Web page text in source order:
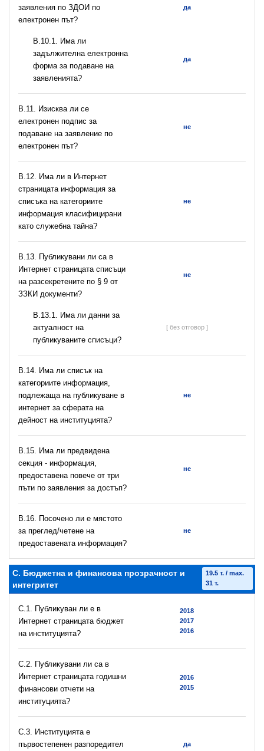
заявления по ЗДОИ по
електронен път?
да
В.10.1. Има ли
задължителна електронна
форма за подаване на
заявленията?
да
В.11. Изисква ли се
електронен подпис за
подаване на заявление по
електронен път?
не
В.12. Има ли в Интернет
страницата информация за
списъка на категориите
информация класифицирани
като служебна тайна?
не
В.13. Публикувани ли са в
Интернет страницата списъци
на разсекретените по § 9 от
ЗЗКИ документи?
не
В.13.1. Има ли данни за
актуалност на
публикуваните списъци?
[ без отговор ]
В.14. Има ли списък на
категориите информация,
подлежаща на публикуване в
интернет за сферата на
дейност на институцията?
не
В.15. Има ли предвидена
секция - информация,
предоставена повече от три
пъти по заявления за достъп?
не
В.16. Посочено ли е мястото
за преглед/четене на
предоставената информация?
не
C. Бюджетна и финансова прозрачност и
интегритет
19.5 т. / max.
31 т.
C.1. Публикуван ли е в
Интернет страницата бюджет
на институцията?
2018
2017
2016
C.2. Публикувани ли са в
Интернет страницата годишни
финансови отчети на
институцията?
2016
2015
C.3. Институцията е
първостепенен разпоредител
да